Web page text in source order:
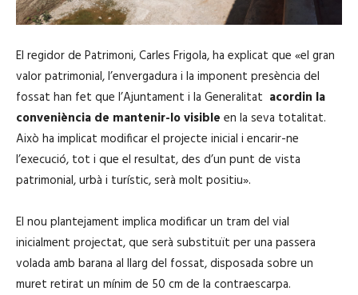
El regidor de Patrimoni, Carles Frigola, ha explicat que «el gran
valor patrimonial, l’envergadura i la imponent presència del
fossat han fet que l’Ajuntament i la Generalitat acordin la
conveniència de mantenir-lo visible en la seva totalitat.
Això ha implicat modificar el projecte inicial i encarir-ne
l’execució, tot i que el resultat, des d’un punt de vista
patrimonial, urbà i turístic, serà molt positiu».
El nou plantejament implica modificar un tram del vial
inicialment projectat, que serà substituït per una passera
volada amb barana al llarg del fossat, disposada sobre un
muret retirat un mínim de 50 cm de la contraescarpa.